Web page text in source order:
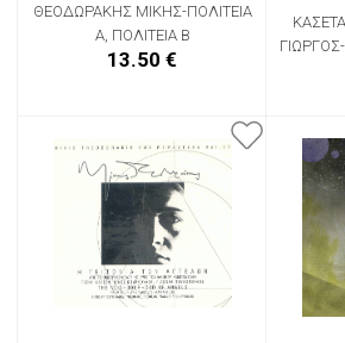
ΘΕΟΔΩΡΑΚΗΣ ΜΙΚΗΣ-ΠΟΛΙΤΕΙΑ
Α, ΠΟΛΙΤΕΙΑ Β
13.50 €